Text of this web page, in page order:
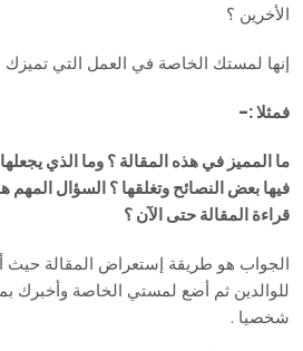
الأخرين ؟
إنها لمستك الخاصة في العمل التي تميزك
فمثلا :-
ما المميز في هذه المقالة ؟ وما الذي
فيها بعض النصائح وتغلقها ؟ السؤال
قراءة المقالة حتى الآن ؟
الجواب هو طريقة إستعراض المقالة حيث
للوالدين ثم أضع لمستي الخاصة وأخبرك
شخصيا .